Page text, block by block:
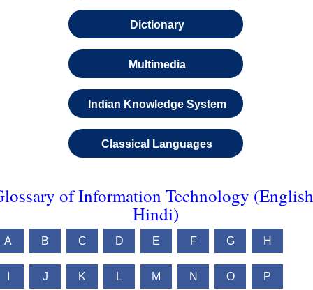
Dictionary
Multimedia
Indian Knowledge System
Classical Languages
of Information Technology
Hindi)
A B C D E F G H
J K L M N O P